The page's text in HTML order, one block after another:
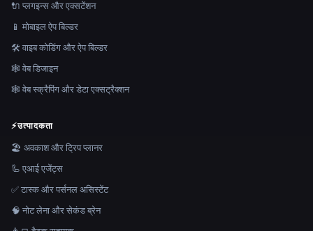
🔌 प्लगइन्स और एक्सटेंशन
📱 मोबाइल ऐप बिल्डर
🛠️ वाइब कोडिंग और ऐप बिल्डर
🕸 वेब डिजाइन
🕸️ वेब स्क्रैपिंग और डेटा एक्सट्रैक्शन
⚡उत्पादकता
🏖 अवकाश और ट्रिप प्लानर
🦾 एआई एजेंट्स
✅ टास्क और पर्सनल असिस्टेंट
🧠 नोट लेना और सेकंड ब्रेन